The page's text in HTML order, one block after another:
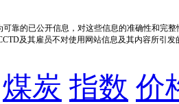
可靠的已公开信息，对这些信息的准确性和完
及其雇员不对使用网站信息及其内容所引
煤炭 指数 价